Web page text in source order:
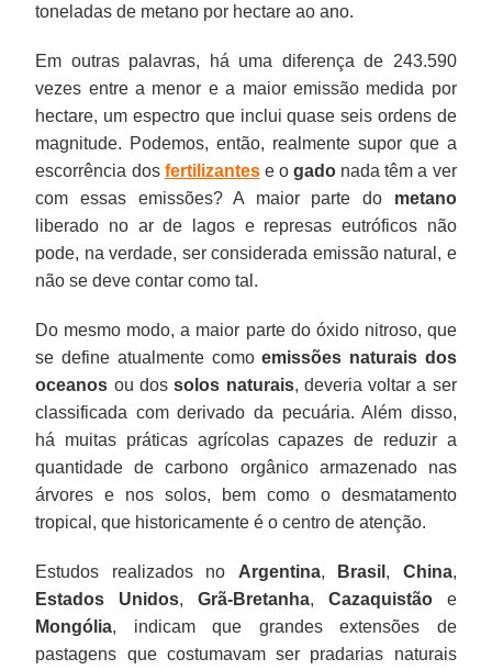
toneladas de metano por hectare ao ano.
Em outras palavras, há uma diferença de 243.590
vezes entre a menor e a maior emissão medida por
hectare, um espectro que inclui quase seis ordens de
magnitude. Podemos, então, realmente supor que a
escorrência dos fertilizantese ogado nada têm a ver
com essas emissões? A maior parte do metano
liberado no ar de lagos e represas eutróficos não
pode, na verdade, ser considerada emissão natural, e
não se deve contar como tal.
Do mesmo modo, a maior parte do óxido nitroso, que
se define atualmente comoemissões naturais dos
oceanos ou dossolos naturais, deveria voltar a ser
classificada com derivado da pecuária. Além disso,
há muitas práticas agrícolas capazes de reduzir a
quantidade de carbono orgânico armazenado nas
árvores e nos solos, bem como o desmatamento
tropical, que historicamente é o centro de atenção.
Estudos realizados no Argentina, Brasil , China,
Estados Unidos, Grã-Bretanha, Cazaquistãoe
Mongólia, indicam que grandes extensões de
pastagens que costumavam ser pradarias naturais